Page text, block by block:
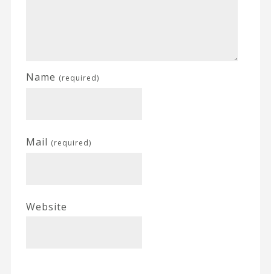
Name (required)
Mail (required)
Website